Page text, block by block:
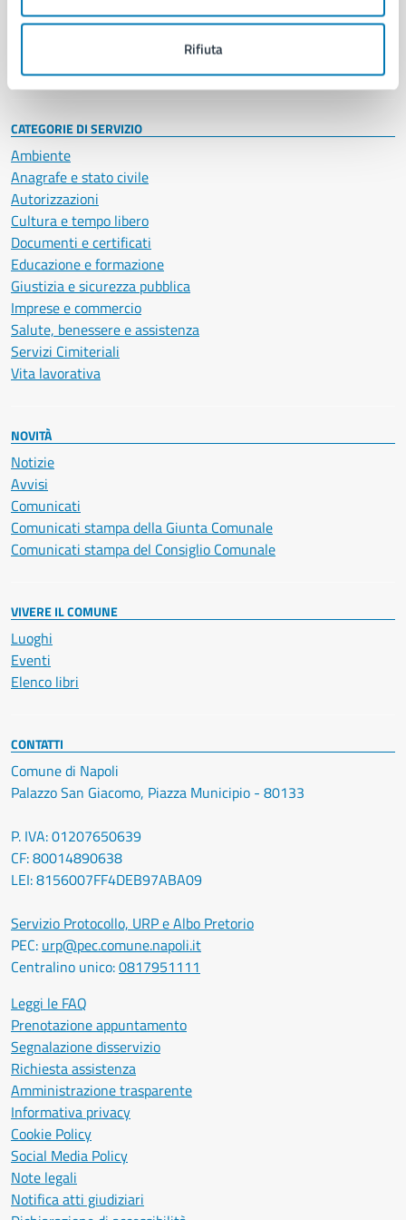
Rifiuta
Personale amministrativo
CATEGORIE DI SERVIZIO
Ambiente
Anagrafe e stato civile
Autorizzazioni
Cultura e tempo libero
Documenti e certificati
Educazione e formazione
Giustizia e sicurezza pubblica
Imprese e commercio
Salute, benessere e assistenza
Servizi Cimiteriali
Vita lavorativa
NOVITÀ
Notizie
Avvisi
Comunicati
Comunicati stampa della Giunta Comunale
Comunicati stampa del Consiglio Comunale
VIVERE IL COMUNE
Luoghi
Eventi
Elenco libri
CONTATTI
Comune di Napoli
Palazzo San Giacomo, Piazza Municipio - 80133
P. IVA: 01207650639
CF: 80014890638
LEI: 8156007FF4DEB97ABA09
Servizio Protocollo, URP e Albo Pretorio
PEC: urp@pec.comune.napoli.it
Centralino unico:0817951111
Leggi le FAQ
Prenotazione appuntamento
Segnalazione disservizio
Richiesta assistenza
Amministrazione trasparente
Informativa privacy
Cookie Policy
Social Media Policy
Note legali
Notifica atti giudiziari